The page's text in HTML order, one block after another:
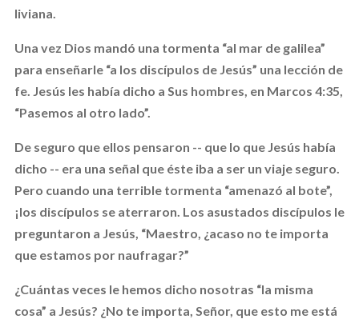
liviana.
Una vez Dios mandó una tormenta “al mar de galilea”
para enseñarle “a los discípulos de Jesús” una lección de
fe. Jesús les había dicho a Sus hombres, en Marcos 4:35,
“Pasemos al otro lado”.
De seguro que ellos pensaron -- que lo que Jesús había
dicho -- era una señal que éste iba a ser un viaje seguro.
Pero cuando una terrible tormenta “amenazó al bote”,
¡los discípulos se aterraron. Los asustados discípulos le
preguntaron a Jesús, “Maestro, ¿acaso no te importa
que estamos por naufragar?”
¿Cuántas veces le hemos dicho nosotras “la misma
cosa” a Jesús? ¿No te importa, Señor, que esto me está